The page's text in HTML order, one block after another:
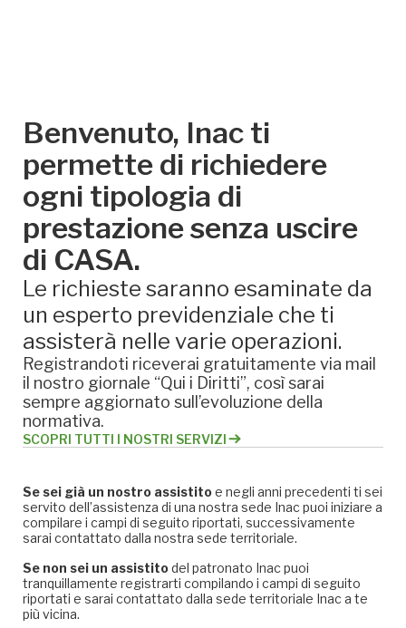
Benvenuto, Inac ti
permette di richiedere
ogni tipologia di
prestazione senza uscire
di CASA.
Le richieste saranno esaminate da
un esperto previdenziale che ti
assisterà nelle varie operazioni.
Registrandoti riceverai gratuitamente via mail
il nostro giornale “Qui i Diritti”, così sarai
sempre aggiornato sull’evoluzione della
normativa.
SCOPRI TUTTI I NOSTRI SERVIZI
Se sei già un nostro assistitoe negli anni precedenti ti sei
servito dell’assistenza di una nostra sede Inac puoi iniziare a
compilare i campi di seguito riportati, successivamente
sarai contattato dalla nostra sede territoriale.
Se non sei un assistitodel patronato Inac puoi
tranquillamente registrarti compilando i campi di seguito
riportati e sarai contattato dalla sede territoriale Inac a te
più vicina.